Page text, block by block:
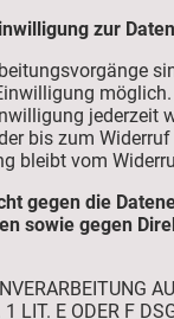
zur
jederzeit
bis zum
bleibt vom
gegen die
sowie gegen
LIT. E ODER F